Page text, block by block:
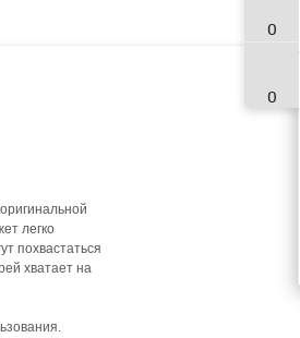
0
0
легко
похвастаться
хватает на